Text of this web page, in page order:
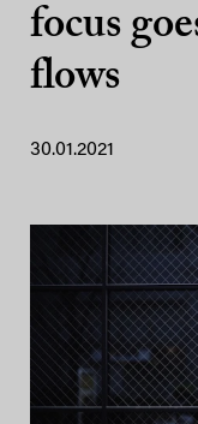
focus
flows
30.01.2021